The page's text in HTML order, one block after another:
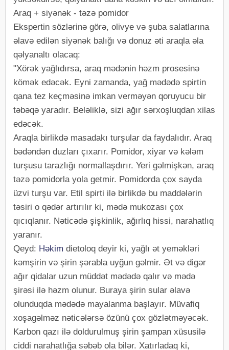
Araq + siyənək - təzə pomidor
Ekspertin sözlərinə görə, olivye və şuba salatlarına
əlavə edilən siyənək balığı və donuz əti araqla əla
qəlyanaltı olacaq:
"Xörək yağlıdırsa, araq mədənin həzm prosesinə
kömək edəcək. Eyni zamanda, yağ mədədə spirtin
qana tez keçməsinə imkan verməyən qoruyucu bir
təbəqə yaradır. Beləliklə, sizi ağır sərxoşluqdan xilas
edəcək.
Araqla birlikdə masadakı turşular da faydalıdır. Araq
bədəndən duzları çıxarır. Pomidor, xiyar və kələm
turşusu tarazlığı normallaşdırır. Yeri gəlmişkən, araq
təzə pomidorla yola getmir. Pomidorda çox sayda
üzvi turşu var. Etil spirti ilə birlikdə bu maddələrin
təsiri o qədər artırılır ki, mədə mukozası çox
qıcıqlanır. Nəticədə şişkinlik, ağırlıq hissi, narahatlıq
yaranır.
Qeyd: Həkim dietoloq deyir ki, yağlı ət yeməkləri
kəmşirin və şirin şərabla uyğun gəlmir. Ət və digər
ağır qidalar uzun müddət mədədə qalır və mədə
şirəsi ilə həzm olunur. Buraya şirin sular əlavə
olunduqda mədədə mayalanma başlayır. Müvafiq
xoşagəlməz nəticələrsə özünü çox gözlətməyəcək.
Karbon qazı ilə doldurulmuş şirin şampan xüsusilə
ciddi narahatlığa səbəb ola bilər. Xatırladaq ki,